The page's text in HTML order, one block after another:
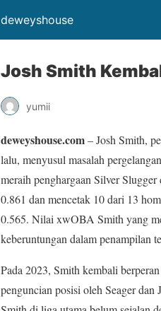
deweyshouse
Josh Smith
yumii
deweyshouse.com– Josh Smith,
lalu, menyusul masalah
meraih penghargaan Silver
0.861 dan mencetak 10 dari 13
0.565. Nilai xwOBA Smith yang
keberuntungan dalam penampilan
Pada 2023, Smith kembali
penguncian posisi oleh Seager